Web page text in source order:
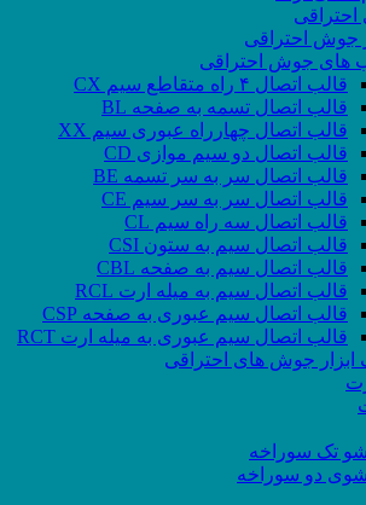
جوش احتراقی
های جوش احتراقی
قالب اتصال ۴ راه متقاطع سیم CX
قالب اتصال تسمه به صفحه BL
قالب اتصال چهارراه عبوری سیم XX
قالب اتصال دو سیم موازی CD
قالب اتصال سر به سر تسمه BE
قالب اتصال سر به سر سیم CE
قالب اتصال سه راه سیم CL
قالب اتصال سیم به ستون CSI
قالب اتصال سیم به صفحه CBL
قالب اتصال سیم به میله ارت RCL
قالب اتصال سیم عبوری به صفحه CSP
قالب اتصال سیم عبوری به میله ارت RCT
ابزار جوش های احتراقی
تک سوراخه
دو سوراخه